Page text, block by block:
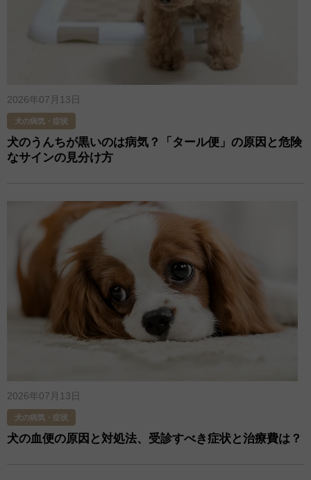
2026年07月13日
犬の病気・症状
犬のうんちが黒いのは病気？「タール便」の原因と危険
なサインの見分け方
2026年07月13日
犬の病気・症状
犬の血便の原因と対処法、受診すべき症状と治療費は？